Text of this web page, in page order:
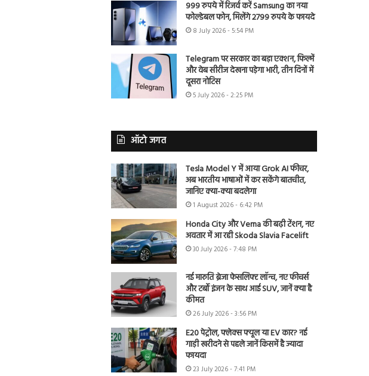
999 रुपये में रिजर्व करें Samsung का नया
फोल्डेबल फोन, मिलेंगे 2799 रुपये के फायदे
8 July 2026 - 5:54 PM
Telegram पर सरकार का बड़ा एक्शन, फिल्में
और वेब सीरीज देखना पड़ेगा भारी, तीन दिनों में
दूसरा नोटिस
5 July 2026 - 2:25 PM
ऑटो जगत
Tesla Model Y में आया Grok AI फीचर,
अब भारतीय भाषाओं में कर सकेंगे बातचीत,
जानिए क्या-क्या बदलेगा
1 August 2026 - 6:42 PM
Honda City और Verna की बढ़ी टेंशन, नए
अवतार में आ रही Skoda Slavia Facelift
30 July 2026 - 7:48 PM
नई मारुति ब्रेजा फेसलिफ्ट लॉन्च, नए फीचर्स
और टर्बो इंजन के साथ आई SUV, जानें क्या है
कीमत
26 July 2026 - 3:56 PM
E20 पेट्रोल, फ्लेक्स फ्यूल या EV कार? नई
गाड़ी खरीदने से पहले जानें किसमें है ज्यादा
फायदा
23 July 2026 - 7:41 PM